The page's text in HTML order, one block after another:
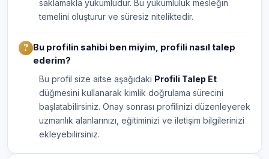
saklamakla yükümlüdür. Bu yükümlülük mesleğin
temelini oluşturur ve süresiz niteliktedir.
Bu profilin sahibi ben miyim, profili nasıl talep
ederim?
Bu profil size aitse aşağıdaki Profili Talep Et
düğmesini kullanarak kimlik doğrulama sürecini
başlatabilirsiniz. Onay sonrası profilinizi düzenleyerek
uzmanlık alanlarınızı, eğitiminizi ve iletişim bilgilerinizi
ekleyebilirsiniz.